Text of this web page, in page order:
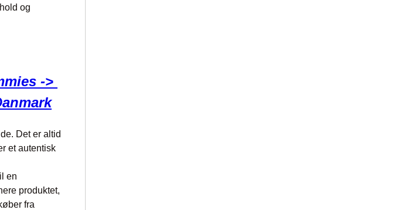
og
->
Det er altid
et autentisk
en
produktet,
fra